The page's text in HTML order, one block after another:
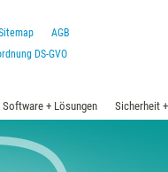
AGB
DS-GVO
Software + Lösungen Sicherheit